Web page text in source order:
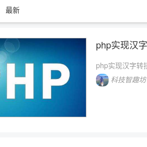
最新
php实现汉
php实现汉字转
科技智趣坊